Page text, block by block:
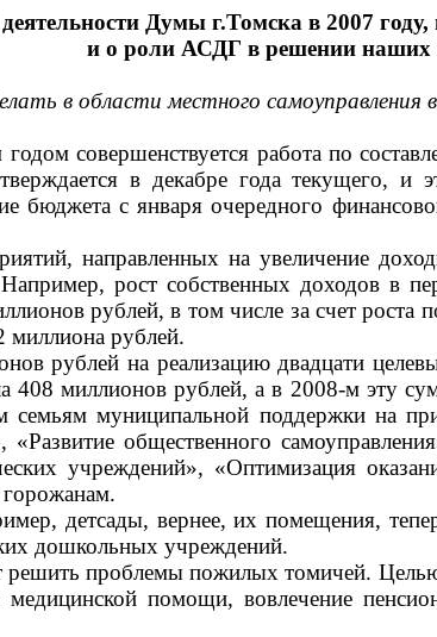
Думы г.Томска в 2007 году,
и о роли АСДГ в решении наших
в области местного самоуправления
совершенствуется работа по
в декабре года текущего, и
бюджета с января очередного
направленных на увеличение
рост собственных доходов в
рублей, в том числе за счет
миллиона рублей.
рублей на реализацию двадцати
408 миллионов рублей, а в 2008-м эту
муниципальной поддержки на
общественного
учреждений», «Оптимизация
детсады, вернее, их помещения,
дошкольных учреждений.
проблемы пожилых томичей.
медицинской помощи, вовлечение